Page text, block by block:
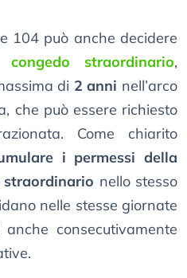
104 può anche decidere
congedo straordinario,
di 2 anni nell’arco
che può essere richiesto
Come chiarito
i permessi della
nello stesso
nelle stesse giornate
consecutivamente